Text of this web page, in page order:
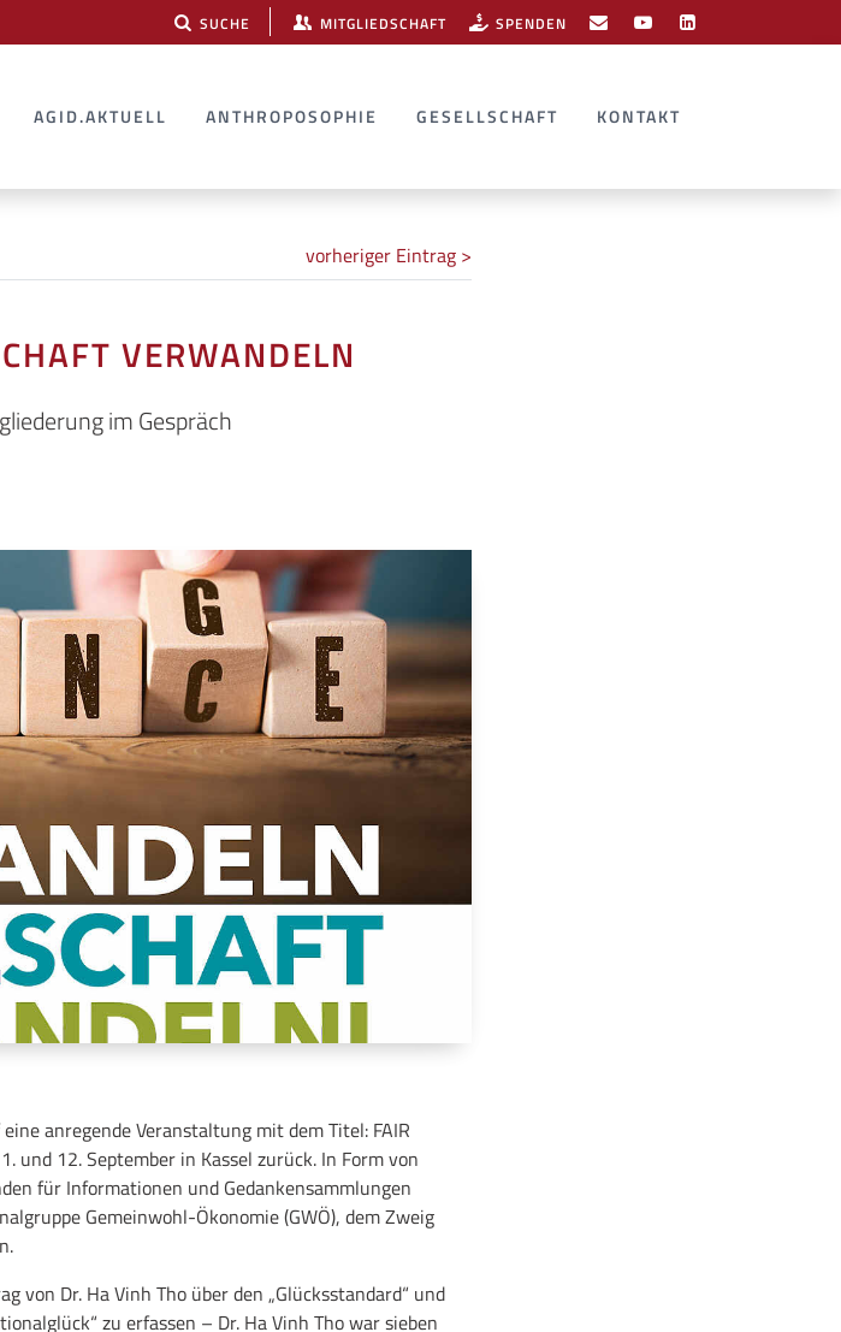
SUCHE MITGLIEDSCHAFT SPENDEN
AGID.AKTUELL ANTHROPOSOPHIE GESELLSCHAFT KONTAKT
vorheriger Eintrag >
VERWANDELN
im Gespräch
anregende Veranstaltung mit dem Titel: FAIR
und 12. September in Kassel zurück. In Form von
für Informationen und Gedankensammlungen
Gemeinwohl-Ökonomie (GWÖ), dem Zweig
von Dr. Ha Vinh Tho über den „Glücksstandard“ und
zu erfassen – Dr. Ha Vinh Tho war sieben